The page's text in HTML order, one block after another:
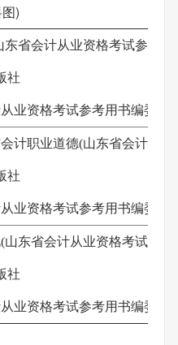
)
会计从业资格考试参考用
社
资格考试参考用书编委会
职业道德(山东省会计从业
社
资格考试参考用书编委会
省会计从业资格考试参考
社
资格考试参考用书编委会